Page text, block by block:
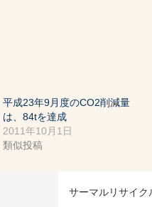
平成23年9月度のCO2削減量
は、84tを達成
2011年10月1日
類似投稿
サーマルリサイク